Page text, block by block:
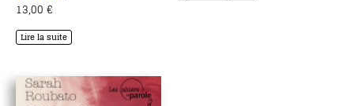
Note
4.00
13,00 €
Lire la suite